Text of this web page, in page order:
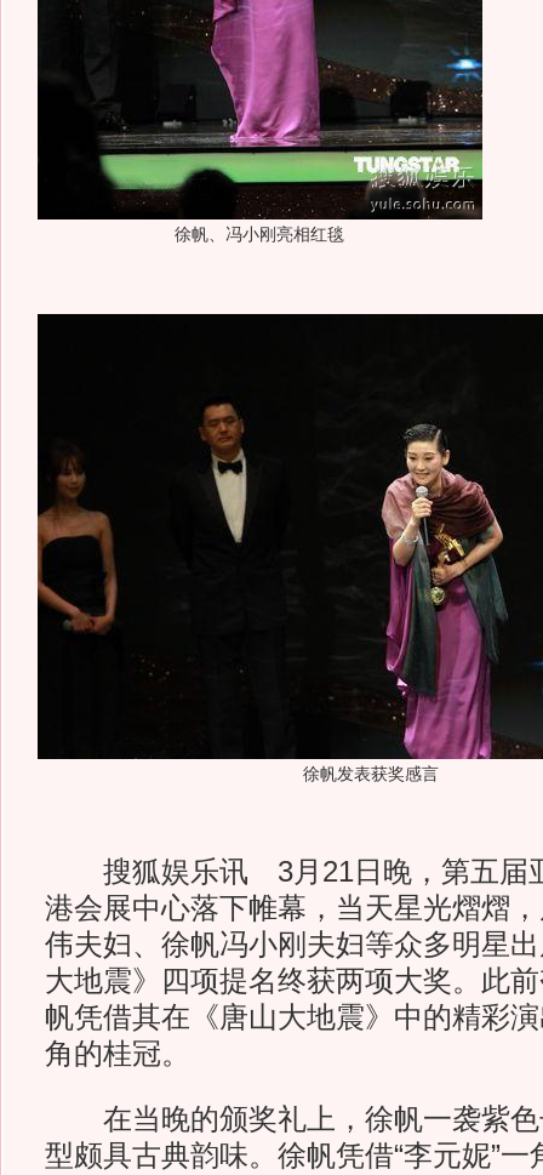
徐帆、冯小刚亮相红毯
徐帆发表获奖感言
搜狐娱乐讯 3月21日晚，第五届
港会展中心落下帷幕，当天星光熠熠
伟夫妇、徐帆冯小刚夫妇等众多明星
大地震》四项提名终获两项大奖。此
帆凭借其在《唐山大地震》中的精彩
角的桂冠。
在当晚的颁奖礼上，徐帆一袭紫色
型颇具古典韵味。徐帆凭借“李元妮”